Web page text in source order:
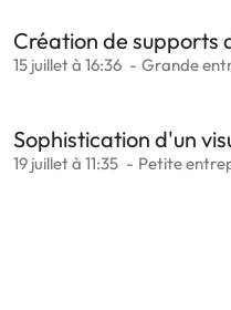
Création de supports
15 juillet à 16:36 Grande
Sophistication d'un
19 juillet à 11:35 Petite